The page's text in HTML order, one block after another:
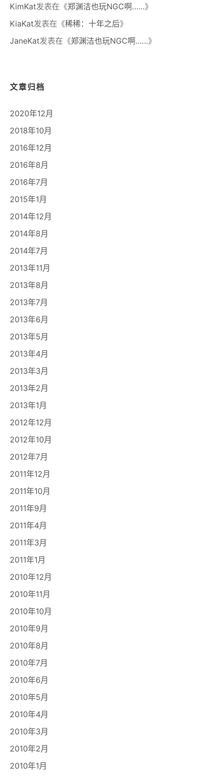
KimKat发表在《郑渊洁也玩NGC啊……》
KiaKat发表在《稀稀：十年之后》
JaneKat发表在《郑渊洁也玩NGC啊……》
文章归档
2020年12月
2018年10月
2016年12月
2016年8月
2016年7月
2015年1月
2014年12月
2014年8月
2014年7月
2013年11月
2013年8月
2013年7月
2013年6月
2013年5月
2013年4月
2013年3月
2013年2月
2013年1月
2012年12月
2012年10月
2012年7月
2011年12月
2011年10月
2011年9月
2011年4月
2011年3月
2011年1月
2010年12月
2010年11月
2010年10月
2010年9月
2010年8月
2010年7月
2010年6月
2010年5月
2010年4月
2010年3月
2010年2月
2010年1月